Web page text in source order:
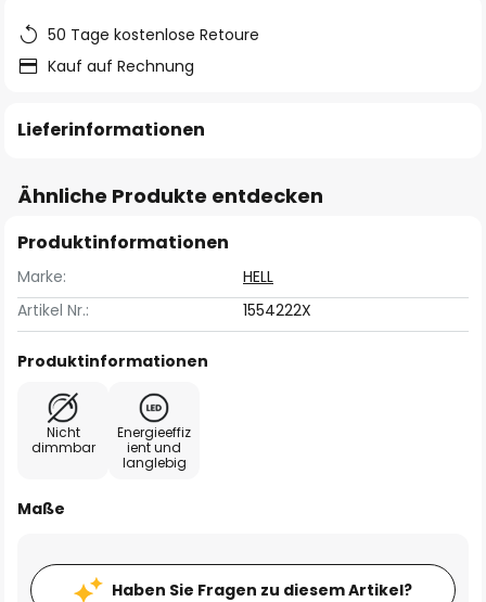
50 Tage kostenlose Retoure
Kauf auf Rechnung
Lieferinformationen
Ähnliche Produkte entdecken
Produktinformationen
Marke:
HELL
Artikel Nr.:
1554222X
Produktinformationen
Nicht
dimmbar
Energieeffiz
ient und
langlebig
Maße
Haben Sie Fragen zu diesem Artikel?